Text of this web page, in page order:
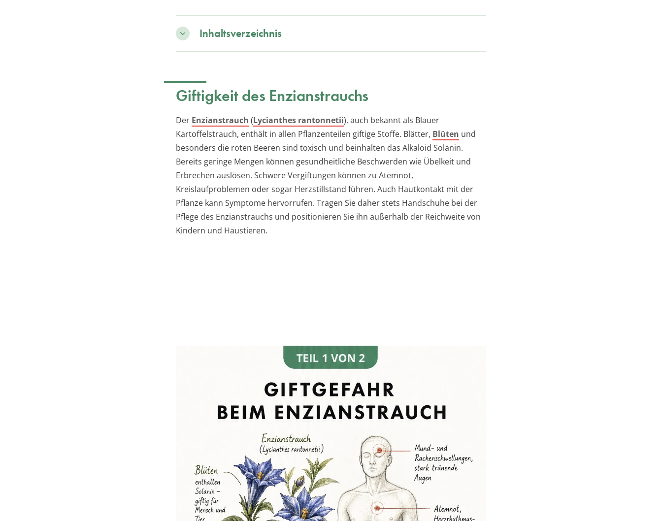
Inhaltsverzeichnis
Giftigkeit des Enzianstrauchs
Der Enzianstrauch (Lycianthes rantonnetii), auch bekannt als Blauer
Kartoffelstrauch, enthält in allen Pflanzenteilen giftige Stoffe. Blätter, Blüten und
besonders die roten Beeren sind toxisch und beinhalten das Alkaloid Solanin.
Bereits geringe Mengen können gesundheitliche Beschwerden wie Übelkeit und
Erbrechen auslösen. Schwere Vergiftungen können zu Atemnot,
Kreislaufproblemen oder sogar Herzstillstand führen. Auch Hautkontakt mit der
Pflanze kann Symptome hervorrufen. Tragen Sie daher stets Handschuhe bei der
Pflege des Enzianstrauchs und positionieren Sie ihn außerhalb der Reichweite von
Kindern und Haustieren.